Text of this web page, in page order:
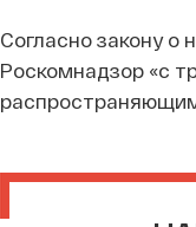
Согласно закону о
Роскомнадзор «с